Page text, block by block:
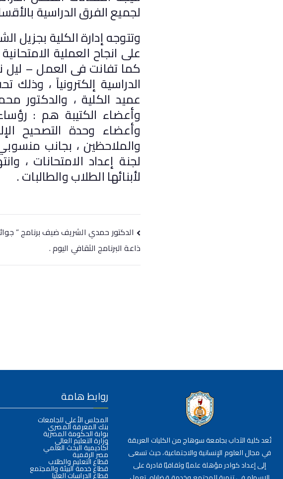
لجميع الفرق الدراسية
وتتوجه إدارة الكلية بجزيل
على انجاح العملية
كما تفانت فى العمل – ليل
الدراسية إلكترونياً ،
عميد الكلية ، والدكتور
وأعضاء الكتيبة هم :
وأعضاء وحدة التصحيح
والملاحظين ، بجانب
لجنة إعداد الامتحانات ،
لأبنائها الطلاب والطالبات .
الدكتور حمدي الشريف ضيف برنامج ”
ذاعة البرنامج الثقافي اليوم .
تُعد كلية الآداب بجامعة سوهاج من الكليات العريقة
في مجال العلوم الإنسانية والاجتماعية، حيث تسعى
إلى إعداد كوادر مؤهلة علميًا وثقافيًا قادرة على
روابط هامة
المجلس الأعلى للجامعات
بنك المعرفة المصري
بوابة الحكومة المصرية
وزارة التعليم العالي
أكاديمية البحث العلمي
مصر الرقمية
قطاع التعليم والطلاب
قطاع خدمة البيئة والمجتمع
قطاع الدراسات العليا